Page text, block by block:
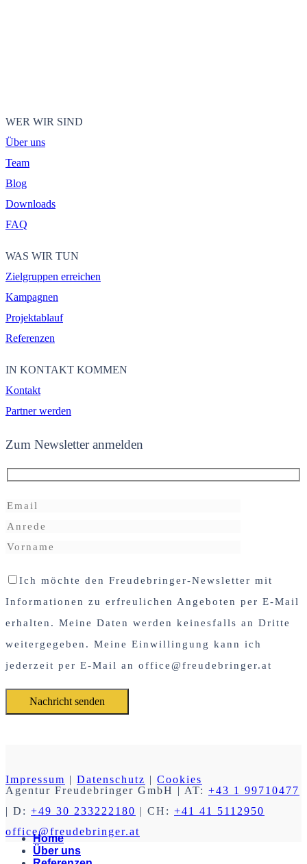
WER WIR SIND
Über uns
Team
Blog
Downloads
FAQ
WAS WIR TUN
Zielgruppen erreichen
Kampagnen
Projektablauf
Referenzen
IN KONTAKT KOMMEN
Kontakt
Partner werden
Zum Newsletter anmelden
Ich möchte den Freudebringer-Newsletter mit
Informationen zu erfreulichen Angeboten per E-Mail
erhalten. Meine Daten werden keinesfalls an Dritte
weitergegeben. Meine Einwillingung kann ich
jederzeit per E-Mail an office@freudebringer.at
Impressum | Datenschutz | Cookies
Agentur Freudebringer GmbH | AT: +43 1 99710477
| D: +49 30 233222180 | CH: +41 41 5112950
office@freudebringer.at
Home
Über uns